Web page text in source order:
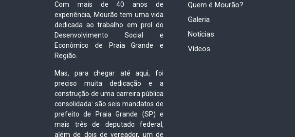
Com mais de 40 anos de
experiência, Mourão tem uma vida
dedicada ao trabalho em prol do
Desenvolvimento Social e
Econômico de Praia Grande e
Região.
Mas, para chegar até aqui, foi
preciso muita dedicação e a
construção de uma carreira pública
consolidada: são seis mandatos de
prefeito de Praia Grande (SP) e
mais três de deputado federal,
além de dois de vereador, um de
Quem é Mourão?
Galeria
Notícias
Vídeos